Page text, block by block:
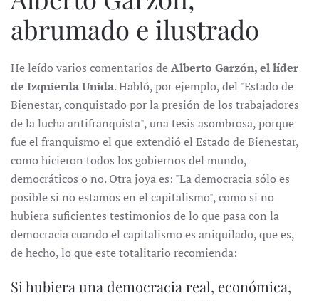
abrumado e ilustrado
He leído varios comentarios deAlberto Garzón, el líder
de Izquierda Unida. Habló, por ejemplo, del "Estado de
Bienestar, conquistado por la presión de los trabajadores
de la lucha antifranquista", una tesis asombrosa, porque
fue el franquismo el que extendió el Estado de Bienestar,
como hicieron todos los gobiernos del mundo,
democráticos o no. Otra joya es: "La democracia sólo es
posible si no estamos en el capitalismo", como si no
hubiera suficientes testimonios de lo que pasa con la
democracia cuando el capitalismo es aniquilado, que es,
de hecho, lo que este totalitario recomienda:
Si hubiera una democracia real, económica,